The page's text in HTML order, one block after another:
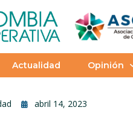
Actualidad Opinión
abril 14, 2023